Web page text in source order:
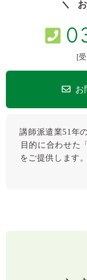
[
お
講師派遣業51年
目的に合わせた
をご提供します